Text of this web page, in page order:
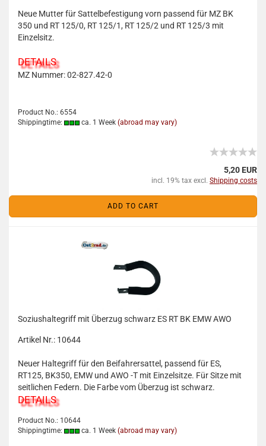
Neue Mutter für Sattelbefestigung vorn passend für MZ BK
350 und RT 125/0, RT 125/1, RT 125/2 und RT 125/3 mit
Einzelsitz.
DETAILS
MZ Nummer: 02-827.42-0
Product No.: 6554
Shippingtime:
ca. 1 Week (abroad may vary)
5,20 EUR
incl. 19% tax excl. Shipping costs
ADD TO CART
Soziushaltegriff mit Überzug schwarz ES RT BK EMW AWO
Artikel Nr.: 10644
Neuer Haltegriff für den Beifahrersattel, passend für ES,
RT125, BK350, EMW und AWO -T mit Einzelsitze. Für Sitze mit
seitlichen Federn. Die Farbe vom Überzug ist schwarz.
DETAILS
Product No.: 10644
Shippingtime:
ca. 1 Week (abroad may vary)